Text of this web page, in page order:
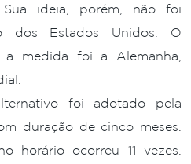
Sua ideia, porém, não foi
dos Estados Unidos. O
medida foi a Alemanha,
foi adotado pela
duração de cinco meses.
horário ocorreu 11 vezes.